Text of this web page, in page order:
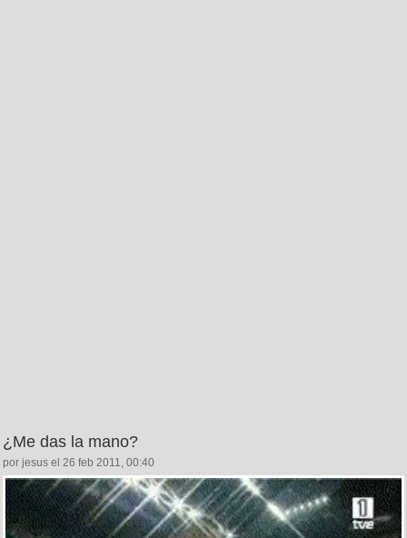
¿Me das la mano?
por jesus el 26 feb 2011, 00:40